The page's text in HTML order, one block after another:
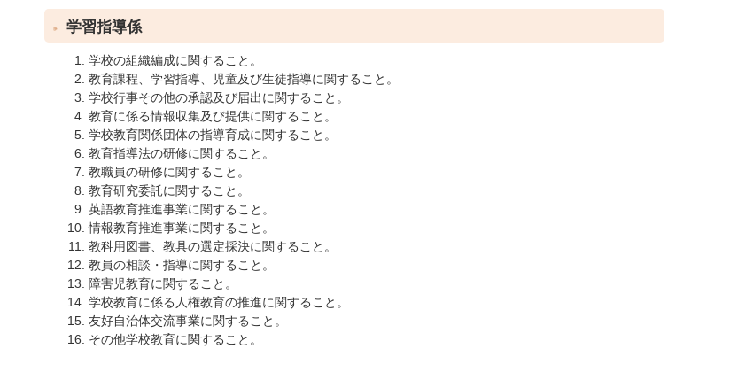
学習指導係
学校の組織編成に関すること。
教育課程、学習指導、児童及び生徒指導に関すること。
学校行事その他の承認及び届出に関すること。
教育に係る情報収集及び提供に関すること。
学校教育関係団体の指導育成に関すること。
教育指導法の研修に関すること。
教職員の研修に関すること。
教育研究委託に関すること。
英語教育推進事業に関すること。
情報教育推進事業に関すること。
教科用図書、教具の選定採決に関すること。
教員の相談・指導に関すること。
障害児教育に関すること。
学校教育に係る人権教育の推進に関すること。
友好自治体交流事業に関すること。
その他学校教育に関すること。